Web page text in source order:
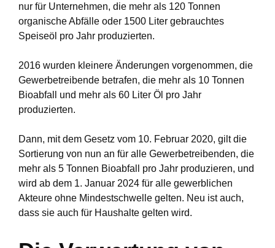
nur für Unternehmen, die mehr als 120 Tonnen
organische Abfälle oder 1500 Liter gebrauchtes
Speiseöl pro Jahr produzierten.
2016 wurden kleinere Änderungen vorgenommen, die
Gewerbetreibende betrafen, die mehr als 10 Tonnen
Bioabfall und mehr als 60 Liter Öl pro Jahr
produzierten.
Dann, mit dem Gesetz vom 10. Februar 2020, gilt die
Sortierung von nun an für alle Gewerbetreibenden, die
mehr als 5 Tonnen Bioabfall pro Jahr produzieren, und
wird ab dem 1. Januar 2024 für alle gewerblichen
Akteure ohne Mindestschwelle gelten. Neu ist auch,
dass sie auch für Haushalte gelten wird.